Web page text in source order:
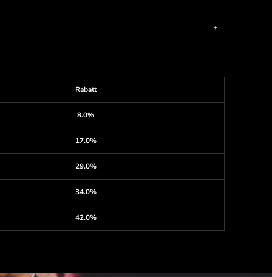
Rabatt
8.0%
17.0%
29.0%
34.0%
42.0%